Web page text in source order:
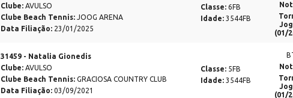
Clube: AVULSO
Clube Beach Tennis: JOOG ARENA
Data Filiação: 23/01/2025
Classe: 6FB
Idade: 3544FB
(01/
31459 - Natalia Gionedis
Clube: AVULSO
Clube Beach Tennis: GRACIOSA COUNTRY CLUB
Data Filiação: 03/09/2021
Classe: 5FB
Idade: 3544FB
(01/